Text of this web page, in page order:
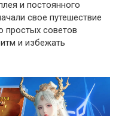
и постоянного
свое путешествие
простых советов
и избежать